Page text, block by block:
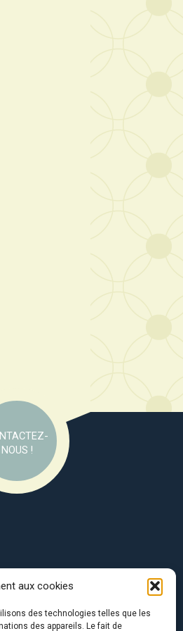
aux cookies
des technologies telles que les
des appareils. Le fait de
NOUS !